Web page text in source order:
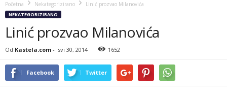
Početna Nekategorizirano Linić prozvao Milanovića
NEKATEGORIZIRANO
Linić prozvao Milanovića
Od Kastela.com - svi 30, 2014 1652
Facebook Twitter